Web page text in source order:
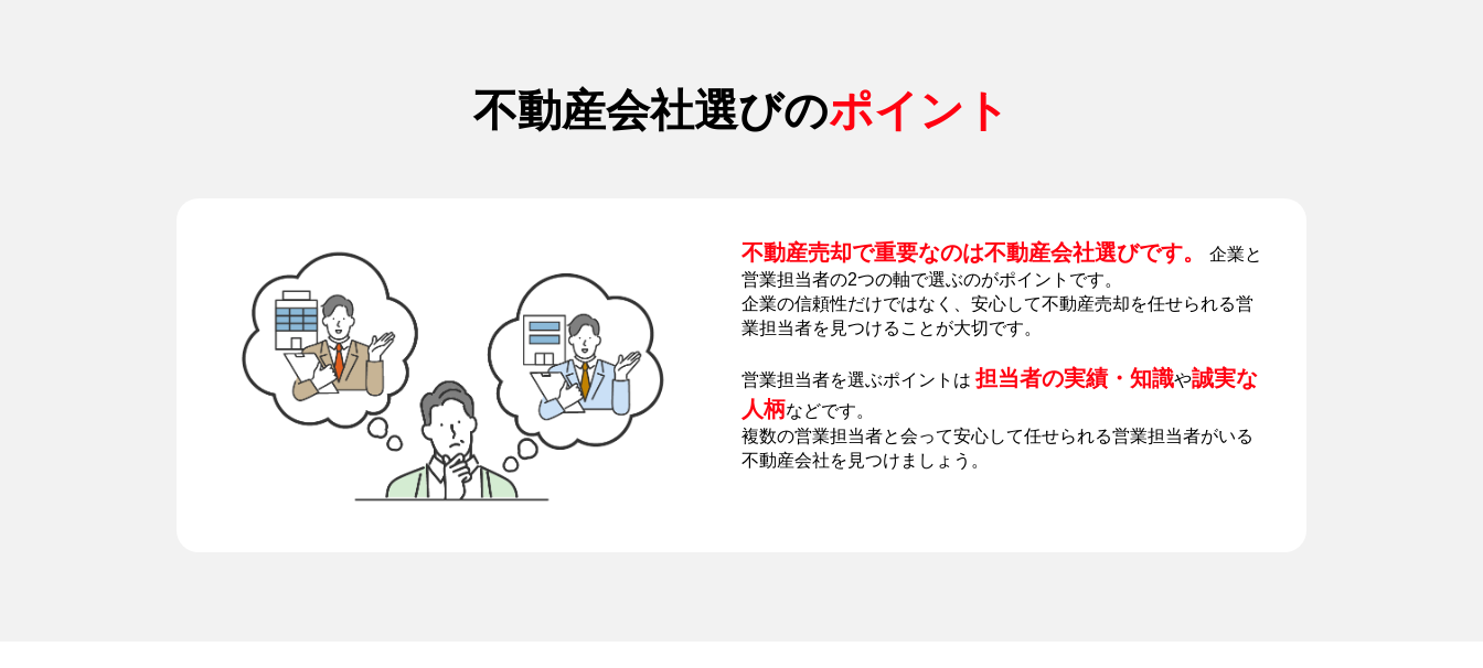
不動産会社選びのポイント
不動産売却で重要なのは不動産会社選びです。
企業と
営業担当者の2つの軸で選ぶのがポイントです。
企業の信頼性だけではなく、安心して不動産売却を任せられる営
業担当者を見つけることが大切です。
営業担当者を選ぶポイントは 担当者の実績・知識や誠実な
人柄などです。
複数の営業担当者と会って安心して任せられる営業担当者がいる
不動産会社を見つけましょう。